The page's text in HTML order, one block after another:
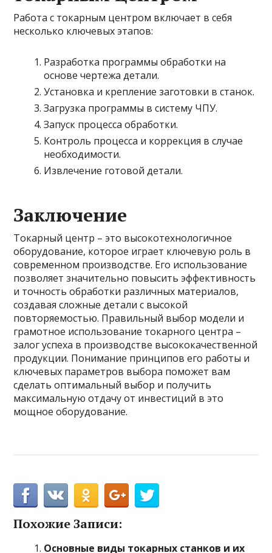
Работа с токарным центром включает в себя
несколько ключевых этапов:
Разработка программы обработки на
основе чертежа детали.
Установка и крепление заготовки в станок.
Загрузка программы в систему ЧПУ.
Запуск процесса обработки.
Контроль процесса и коррекция в случае
необходимости.
Извлечение готовой детали.
Заключение
Токарный центр – это высокотехнологичное
оборудование, которое играет ключевую роль в
современном производстве. Его использование
позволяет значительно повысить эффективность
и точность обработки различных материалов,
создавая сложные детали с высокой
повторяемостью. Правильный выбор модели и
грамотное использование токарного центра –
залог успеха в производстве высококачественной
продукции. Понимание принципов его работы и
ключевых параметров выбора поможет вам
сделать оптимальный выбор и получить
максимальную отдачу от инвестиций в это
мощное оборудование.
Похожие Записи:
Основные виды токарных станков и их